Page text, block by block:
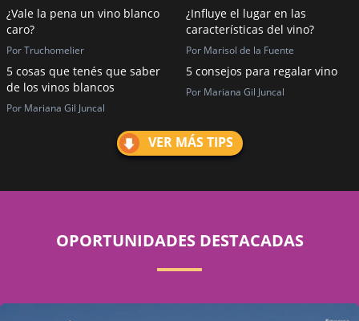
¿Vale la pena un vino blanco
caro?
Por Truchomelier
¿Influye el lugar en las
características del vino?
Por Marisol de la Fuente
5 cosas que tenés que saber
de los vinos blancos
Por Mariana Gil Juncal
5 consejos para regalar vino
Por Mariana Gil Juncal
VER MÁS TIPS
OPORTUNIDADES DESTACADAS